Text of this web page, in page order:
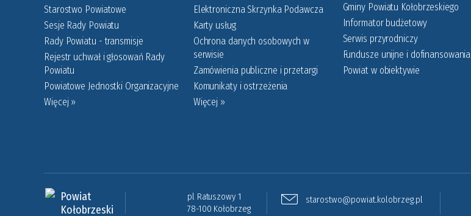
Starostwo Powiatowe
Sesje Rady Powiatu
Rady Powiatu - transmisje
Rejestr uchwał i głosowań Rady
Powiatu
Powiatowe Jednostki Organizacyjne
Więcej »
Elektroniczna Skrzynka Podawcza
Karty usług
Ochrona danych osobowych w
serwisie
Zamówienia publiczne i przetargi
Komunikaty i ostrzeżenia
Więcej »
Gminy Powiatu Kołobrzeskiego
Informator budżetowy
Serwis przyrodniczy
Fundusze unijne i dofinansowania
Powiat w obiektywie
Powiat
Kołobrzeski
pl Ratuszowy 1
78-100 Kołobrzeg
starostwo@powiat.kolobrzeg.pl